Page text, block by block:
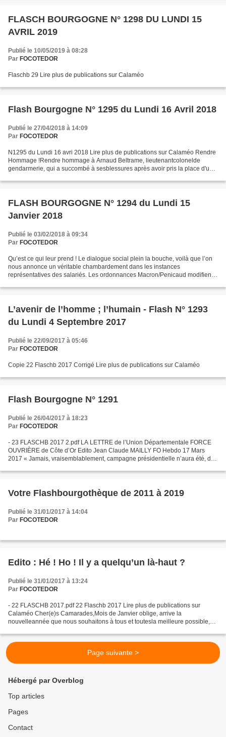
FLASCH BOURGOGNE N° 1298 DU LUNDI 15
AVRIL 2019
Publié le 10/05/2019 à 08:28
Par FOCOTEDOR
Flaschb 29 Lire plus de publications sur Calaméo
Flash Bourgogne N° 1295 du Lundi 16 Avril 2018
Publié le 27/04/2018 à 14:09
Par FOCOTEDOR
N1295 du Lundi 16 avri 2018 Lire plus de publications sur Calaméo Rendre
Hommage !Rendre hommage à Arnaud Beltrame, lieutenantcolonelde
gendarmerie, qui a succombé à sesblessures après avoir pris la place d'un
FLASH BOURGOGNE N° 1294 du Lundi 15
Janvier 2018
Publié le 03/02/2018 à 09:34
Par FOCOTEDOR
Qu’est ce qui leur prend ! Le dialogue social plein la bouche, voilà que l’on
nous annonce un véritable chambardement dans les instances
représentatives des salariés. Les ordonnances Macron/Penicaud modifient
L’avenir de l’homme ; l’humain - Flash N° 1293
du Lundi 4 Septembre 2017
Publié le 22/09/2017 à 05:46
Par FOCOTEDOR
Copie 22 Flaschb 2017 Corrigé Lire plus de publications sur Calaméo
Flash Bourgogne N° 1291
Publié le 26/04/2017 à 18:23
Par FOCOTEDOR
- 23 FLASCHB 2017 2.pdf LA LETTRE de l’Union Départementale FORCE
OUVRIÈRE de Côte d’Or Edito Jean Claude MAILLY FO Hebdo 17 Mars
2017 « Jamais, vraisemblablement, campagne présidentielle n’aura été, du
Votre Flashbourgothèque de 2011 à 2019
Publié le 31/01/2017 à 14:04
Par FOCOTEDOR
Edito : Hé ! Ho ! Il y a quelqu’un là-haut ?
Publié le 31/01/2017 à 13:24
Par FOCOTEDOR
- 22 FLASCHB 2017.pdf 22 Flaschb 2017 Lire plus de publications sur
Calaméo Cher(e)s Camarades,Mois de Janvier oblige, arrive la
nouvelleannée que nous souhaitons à tous et toutesla meilleure possible,
Page suivante >
Hébergé par Overblog
Top articles
Pages
Contact